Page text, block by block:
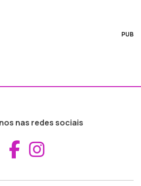
PUB
nas redes sociais
Aceder ao